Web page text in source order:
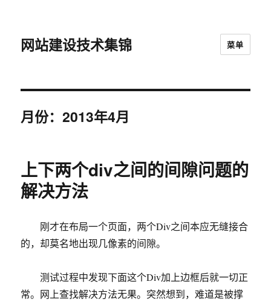
网站建设技术集锦 菜单
月份：2013年4月
上下两个div之间的间隙问题的
解决方法
刚才在布局一个页面，两个Div之间本应无缝接合
的，却莫名地出现几像素的间隙。
测试过程中发现下面这个Div加上边框后就一切正
常。网上查找解决方法无果。突然想到，难道是被撑